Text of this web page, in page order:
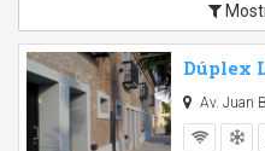
Dúplex
Av. Juan